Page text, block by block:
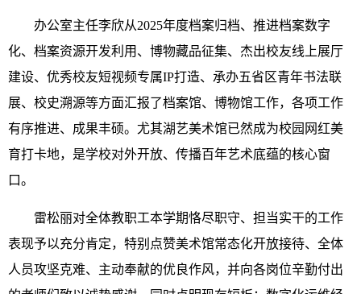
办公室主任李欣从2025年度档案归档、推进档案数字
化、档案资源开发利用、博物藏品征集、杰出校友线上展厅
建设、优秀校友短视频专属IP打造、承办五省区青年书法联
展、校史溯源等方面汇报了档案馆、博物馆工作，各项工作
有序推进、成果丰硕。尤其湖艺美术馆已然成为校园网红美
育打卡地，是学校对外开放、传播百年艺术底蕴的核心窗
口。
雷松丽对全体教职工本学期恪尽职守、担当实干的工作
表现予以充分肯定，特别点赞美术馆常态化开放接待、全体
人员攻坚克难、主动奉献的优良作风，并向各岗位辛勤付出